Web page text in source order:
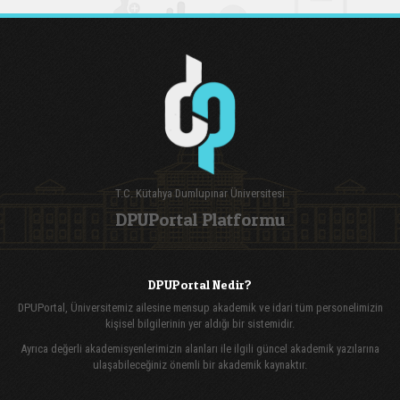
T.C. Kütahya Dumlupınar Üniversitesi
DPUPortal Platformu
DPUPortal Nedir?
DPUPortal, Üniversitemiz ailesine mensup akademik ve idari tüm personelimizin
kişisel bilgilerinin yer aldığı bir sistemidir.
Ayrıca değerli akademisyenlerimizin alanları ile ilgili güncel akademik yazılarına
ulaşabileceğiniz önemli bir akademik kaynaktır.